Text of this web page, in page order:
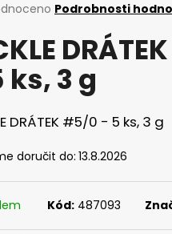
Podrobnosti
ks, 3 g
DRÁTEK #5/0 - 5 ks, 3 g
doručit do: 13.8.2026
Kód: 487093